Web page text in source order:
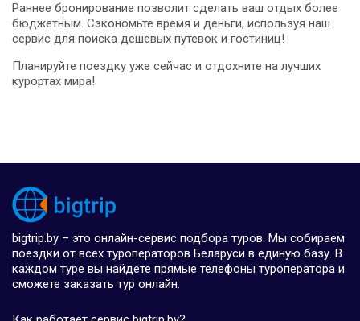
Раннее бронирование позволит сделать ваш отдых более
бюджетным. Сэкономьте время и деньги, используя наш
сервис для поиска дешевых путевок и гостиниц!
Планируйте поездку уже сейчас и отдохните на лучших
курортах мира!
bigtrip.by – это онлайн-сервис подбора туров. Мы собираем
поездки от всех туроператоров Беларуси в единую базу. В
каждом туре вы найдете прямые телефоны туроператора и
сможете заказать тур онлайн.